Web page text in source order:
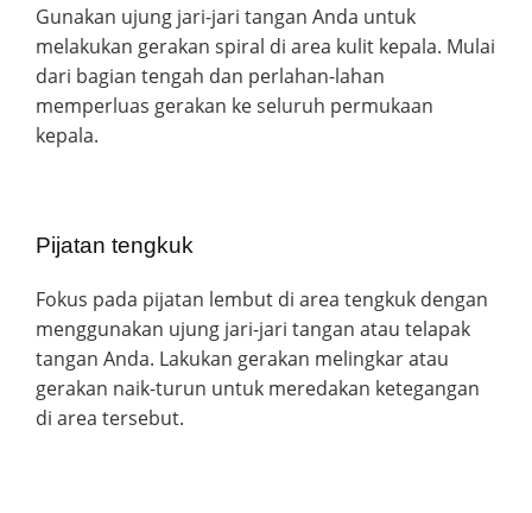
Gunakan ujung jari-jari tangan Anda untuk
melakukan gerakan spiral di area kulit kepala. Mulai
dari bagian tengah dan perlahan-lahan
memperluas gerakan ke seluruh permukaan
kepala.
Pijatan tengkuk
Fokus pada pijatan lembut di area tengkuk dengan
menggunakan ujung jari-jari tangan atau telapak
tangan Anda. Lakukan gerakan melingkar atau
gerakan naik-turun untuk meredakan ketegangan
di area tersebut.